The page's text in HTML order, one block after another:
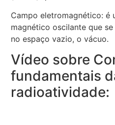
Campo eletromagnético: é
magnético oscilante que
no espaço vazio, o vácuo.
Vídeo sobre
fundamentais
radioatividade: